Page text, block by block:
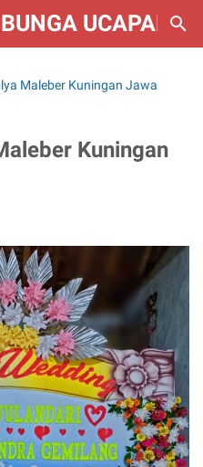
UCAPAN
Maleber Kuningan Jawa
Kuningan